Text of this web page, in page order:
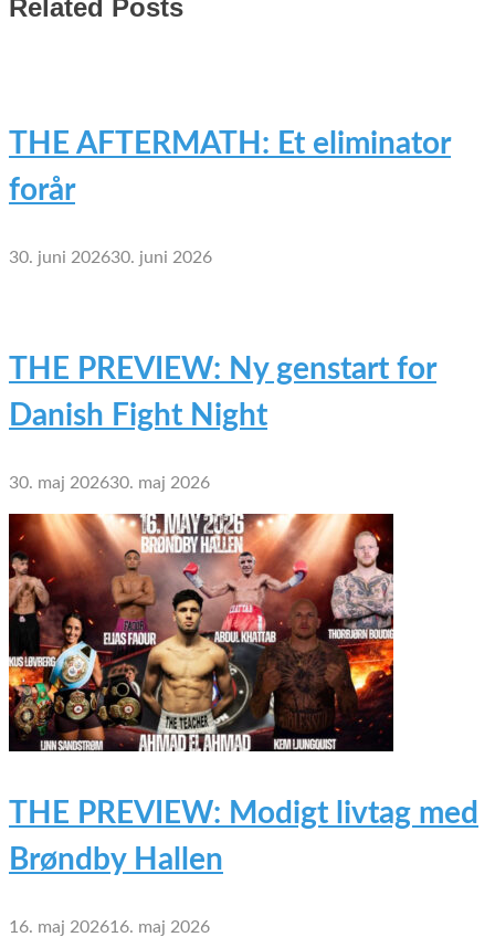
Related Posts
THE AFTERMATH: Et eliminator
forår
30. juni 202630. juni 2026
THE PREVIEW: Ny genstart for
Danish Fight Night
30. maj 202630. maj 2026
THE PREVIEW: Modigt livtag med
Brøndby Hallen
16. maj 202616. maj 2026